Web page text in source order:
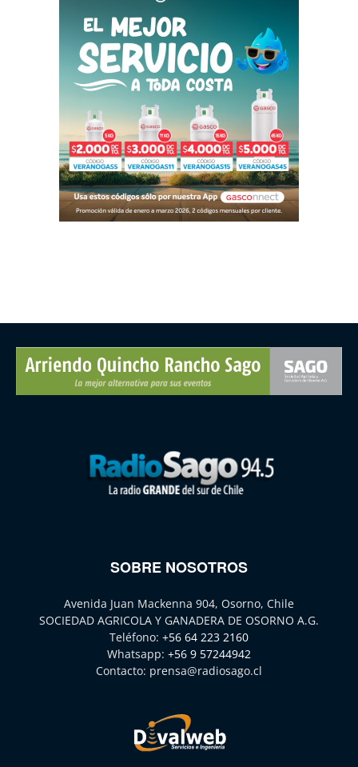
SOBRE NOSOTROS
Avenida Juan Mackenna 904, Osorno, Chile
SOCIEDAD AGRICOLA Y GANADERA DE OSORNO A.G.
Teléfono: +56 64 223 2160
Whatsapp: +56 9 57244942
Contacto: prensa@radiosago.cl